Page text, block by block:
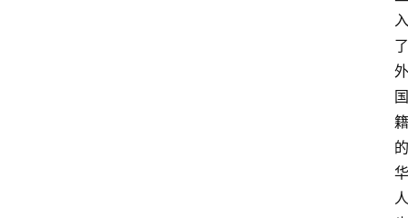
入
了
外
国
籍
的
华
人